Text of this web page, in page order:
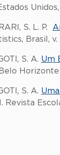
Unidos,
S. L. P.
Brasil, v.
S. A. Um
Horizonte
S. A.
Revista